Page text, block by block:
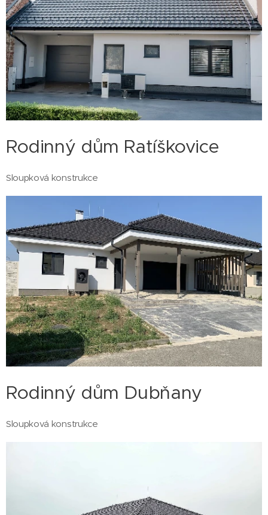
Rodinný dům Ratíškovice
Sloupková konstrukce
Rodinný dům Dubňany
Sloupková konstrukce